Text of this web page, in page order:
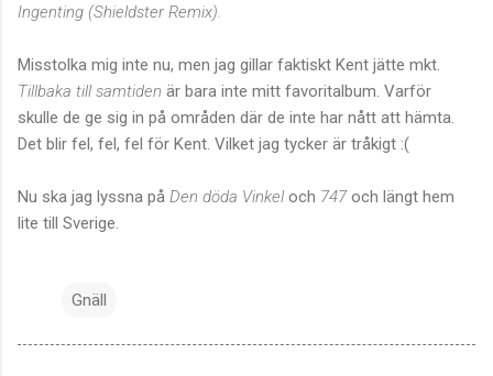
Ingenting (Shieldster Remix).
Misstolka mig inte nu, men jag gillar faktiskt Kent jätte mkt.
Tillbaka till samtiden är bara inte mitt favoritalbum. Varför
skulle de ge sig in på områden där de inte har nått att hämta.
Det blir fel, fel, fel för Kent. Vilket jag tycker är tråkigt :(
Nu ska jag lyssna på Den döda Vinkeloch 747och längt hem
lite till Sverige.
Gnäll